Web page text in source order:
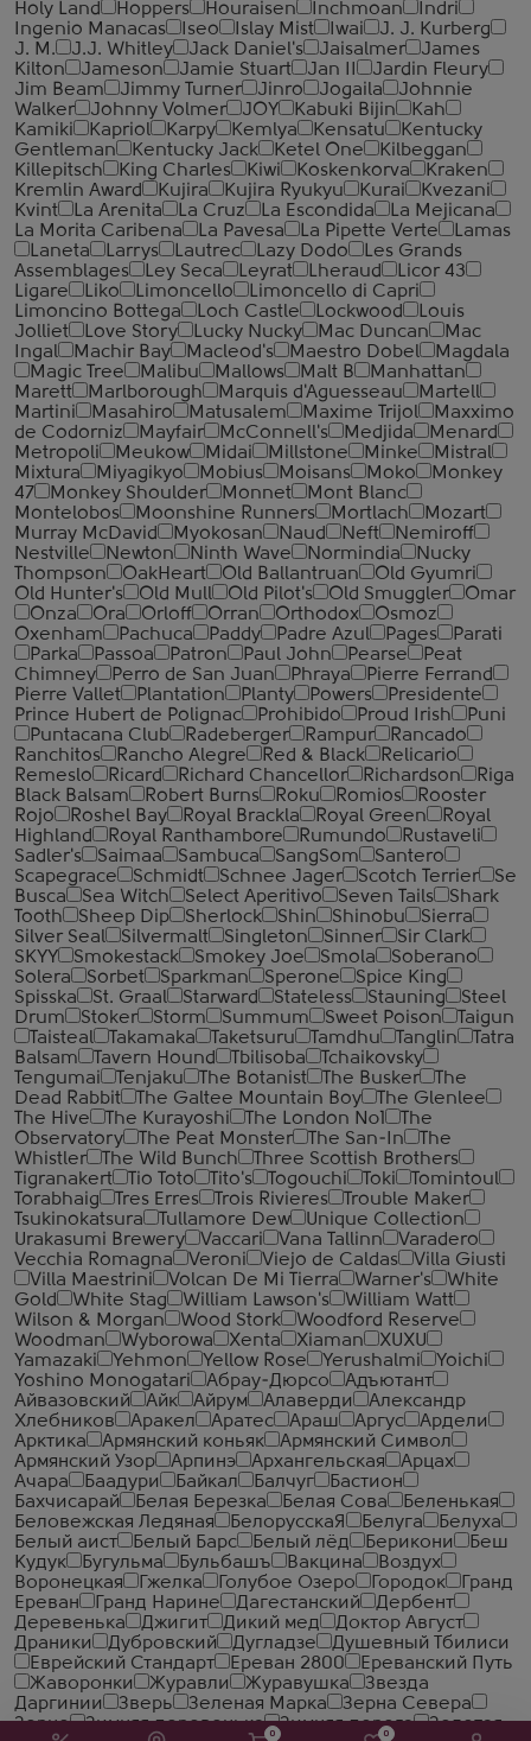
0 0
Holy Land
Hoppers Houraisen Inchmoan
Indri
Ingenio Manacas
Iseo Islay Mist Iwai
J. J. Kurberg
J. M.
J.J. Whitley Jack Daniel's Jaisalmer
James
Kilton
Jameson Jamie Stuart Jan II
Jardin Fleury
Jim Beam
Jimmy Turner Jinro Jogaila
Johnnie
Walker
Johnny Volmer JOY Kabuki Bijin
Kah
Kamiki
Kapriol Karpy Kemlya Kensatu
Kentucky
Gentleman
Kentucky Jack Ketel One
Kilbeggan
Killepitsch
King Charles Kiwi Koskenkorva
Kraken
Kremlin Award
Kujira Kujira Ryukyu Kurai
Kvezani
Kvint
La Arenita La Cruz La Escondida
La Mejicana
La Morita Caribena
La Pavesa La Pipette Verte
Lamas
Laneta
Larrys Lautrec Lazy Dodo
Les Grands
Assemblages
Ley Seca Leyrat Lheraud
Licor 43
Ligare
Liko Limoncello
Limoncello di Capri
Limoncino Bottega
Loch Castle Lockwood
Louis
Jolliet
Love Story Lucky Nucky Mac Duncan
Mac
Ingal
Machir Bay Macleod's Maestro Dobel
Magdala
Magic Tree
Malibu Mallows Malt B
Manhattan
Marett
Marlborough Marquis d'Aguesseau
Martell
Martini
Masahiro Matusalem Maxime Trijol
Maxximo
de Codorniz
Mayfair McConnell's Medjida
Menard
Metropoli
Meukow Midai Millstone Minke
Mistral
Mixtura
Miyagikyo Mobius Moisans Moko
Monkey
47
Monkey Shoulder Monnet
Mont Blanc
Montelobos
Moonshine Runners Mortlach
Mozart
Murray McDavid
Myokosan Naud Neft
Nemiroff
Nestville
Newton Ninth Wave Normindia
Nucky
Thompson
OakHeart Old Ballantruan
Old Gyumri
Old Hunter's
Old Mull Old Pilot's Old Smuggler
Omar
Onza
Ora Orloff Orran Orthodox
Osmoz
Oxenham
Pachuca Paddy Padre Azul Pages
Parati
Parka
Passoa Patron Paul John Pearse
Peat
Chimney
Perro de San Juan Phraya
Pierre Ferrand
Pierre Vallet
Plantation Planty Powers
Presidente
Prince Hubert de Polignac
Prohibido Proud Irish
Puni
Puntacana Club
Radeberger Rampur
Rancado
Ranchitos
Rancho Alegre Red & Black
Relicario
Remeslo
Ricard Richard Chancellor Richardson
Riga
Black Balsam
Robert Burns Roku Romios
Rooster
Rojo
Roshel Bay Royal Brackla Royal Green
Royal
Highland
Royal Ranthambore Rumundo
Rustaveli
Sadler's
Saimaa Sambuca SangSom
Santero
Scapegrace
Schmidt Schnee Jager Scotch Terrier
Se
Busca
Sea Witch Select Aperitivo Seven Tails
Shark
Tooth
Sheep Dip Sherlock Shin Shinobu
Sierra
Silver Seal
Silvermalt Singleton Sinner
Sir Clark
SKYY
Smokestack Smokey Joe Smola
Soberano
Solera
Sorbet Sparkman Sperone
Spice King
Spisska
St. Graal Starward Stateless Stauning
Steel
Drum
Stoker Storm Summum Sweet Poison
Taigun
Taisteal
Takamaka Taketsuru Tamdhu Tanglin
Tatra
Balsam
Tavern Hound Tbilisoba
Tchaikovsky
Tengumai
Tenjaku The Botanist The Busker
The
Dead Rabbit
The Galtee Mountain Boy
The Glenlee
The Hive
The Kurayoshi The London №1
The
Observatory
The Peat Monster The San-In
The
Whistler
The Wild Bunch
Three Scottish Brothers
Tigranakert
Tio Toto Tito's Togouchi Toki
Tomintoul
Torabhaig
Tres Erres Trois Rivieres
Trouble Maker
Tsukinokatsura
Tullamore Dew
Unique Collection
Urakasumi Brewery
Vaccari Vana Tallinn
Varadero
Vecchia Romagna
Veroni Viejo de Caldas
Villa Giusti
Villa Maestrini
Volcan De Mi Tierra Warner's
White
Gold
White Stag William Lawson's
William Watt
Wilson & Morgan
Wood Stork
Woodford Reserve
Woodman
Wyborowa Xenta Xiaman
XUXU
Yamazaki
Yehmon Yellow Rose Yerushalmi
Yoichi
Yoshino Monogatari
Абрау-Дюрсо
Адъютант
Айвазовский
Айк Айрум Алаверди
Александр
Хлебников
Аракел Аратес Араш Аргус
Ардели
Арктика
Армянский коньяк
Армянский Символ
Армянский Узор
Арпинэ Архангельская
Арцах
Ачара
Баадури Байкал Балчуг
Бастион
Бахчисарай
Белая Березка Белая Сова
Беленькая
Беловежская Ледяная
БелорусскаЯ Белуга
Белуха
Белый аист
Белый Барс Белый лёд Берикони
Беш
Кудук
Бугульма Бульбашъ Вакцина
Воздух
Воронецкая
Гжелка Голубое Озеро Городок
Гранд
Ереван
Гранд Нарине Дагестанский
Дербент
Деревенька
Джигит Дикий мед
Доктор Август
Драники
Дубровский Дугладзе
Душевный Тбилиси
Еврейский Стандарт
Ереван 2800
Ереванский Путь
Жаворонки
Журавли Журавушка
Звезда
Даргинии
Зверь Зеленая Марка
Зерна Севера
Зерно
Зимняя деревенька Зимняя дорога
Золотая